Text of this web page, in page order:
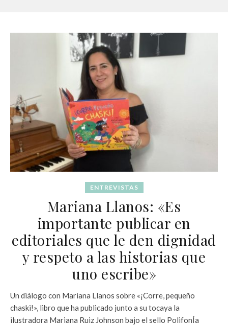
ENTREVISTAS
Mariana Llanos: «Es
importante publicar en
editoriales que le den dignidad
y respeto a las historias que
uno escribe»
Un diálogo con Mariana Llanos sobre «¡Corre, pequeño
chaski!», libro que ha publicado junto a su tocaya la
ilustradora Mariana Ruiz Johnson bajo el sello PolifonÍa